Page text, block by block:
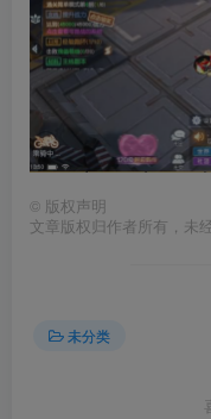
© 版权声明
文章版权归作者所有，未
未分类